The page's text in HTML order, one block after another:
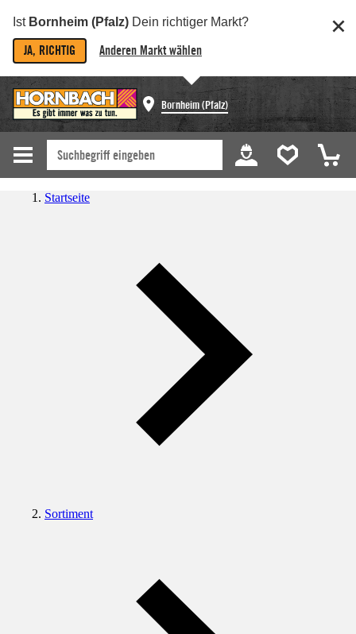
Ist Bornheim (Pfalz) Dein richtiger Markt?
JA, RICHTIG Anderen Markt wählen
Bornheim (Pfalz)
Startseite
Sortiment